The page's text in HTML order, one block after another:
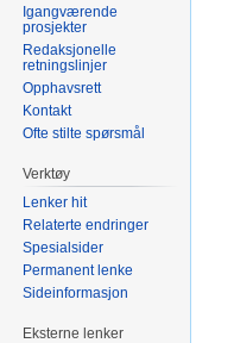
Igangværende
prosjekter
Redaksjonelle
retningslinjer
Opphavsrett
Kontakt
Ofte stilte spørsmål
Verktøy
Lenker hit
Relaterte endringer
Spesialsider
Permanent lenke
Sideinformasjon
Eksterne lenker